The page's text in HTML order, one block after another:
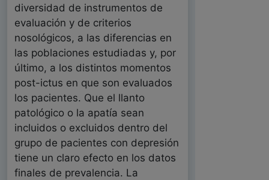
diversidad de instrumentos de
evaluación y de criterios
nosológicos, a las diferencias en
las poblaciones estudiadas y, por
último, a los distintos momentos
post-ictus en que son evaluados
los pacientes. Que el llanto
patológico o la apatía sean
incluidos o excluidos dentro del
grupo de pacientes con depresión
tiene un claro efecto en los datos
finales de prevalencia. La